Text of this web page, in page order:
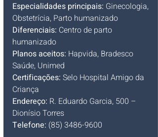
Especialidades principais: Ginecologia,
Obstetrícia, Parto humanizado
Diferenciais: Centro de parto
humanizado
Planos aceitos: Hapvida, Bradesco
Saúde, Unimed
Certificações: Selo Hospital Amigo da
Criança
Endereço: R. Eduardo Garcia, 500 –
Dionísio Torres
Telefone: (85) 3486-9600